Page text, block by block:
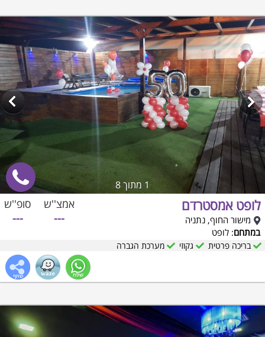
1 מתוך 8
לופט אמסטרדם
מישור החוף, נתניה
במתחם: לופט
אמצ''ש
---
סופ''ש
---
בריכה פרטית גקוזי מערכת הגברה